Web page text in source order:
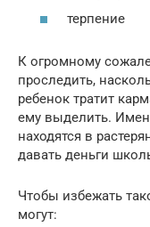
терпение
К огромному
проследить,
ребенок тратит
ему выделить.
находятся в
давать деньги
Чтобы избежать
могут: